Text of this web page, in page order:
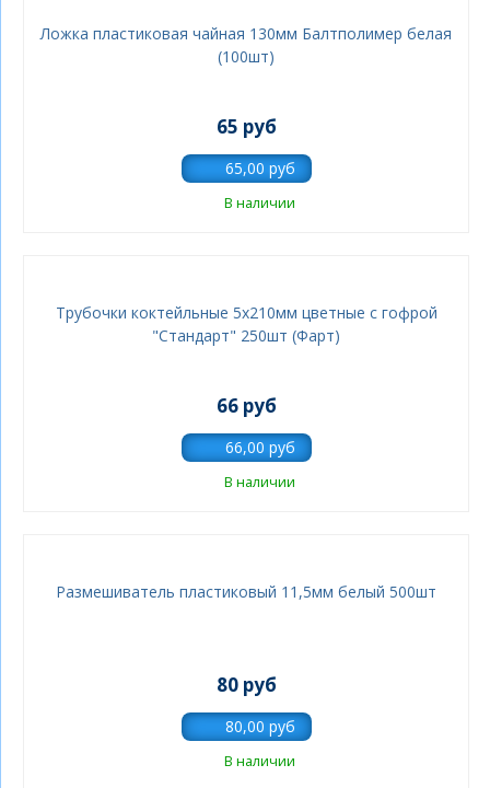
Ложка пластиковая чайная 130мм Балтполимер белая
(100шт)
65 руб
В наличии
Трубочки коктейльные 5х210мм цветные с гофрой
"Стандарт" 250шт (Фарт)
66 руб
В наличии
Размешиватель пластиковый 11,5мм белый 500шт
80 руб
В наличии